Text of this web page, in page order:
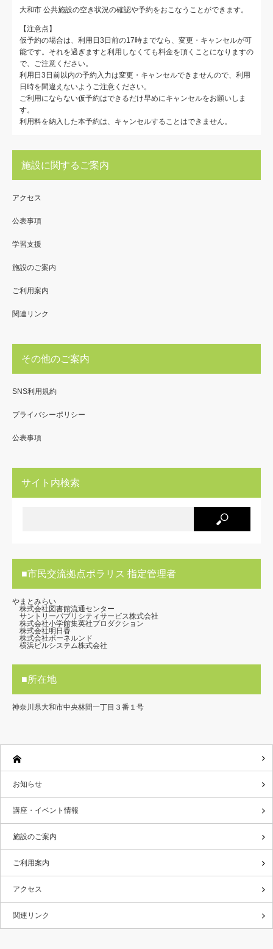
大和市 公共施設の空き状況の確認や予約をおこなうことができます。
【注意点】
仮予約の場合は、利用日3日前の17時までなら、変更・キャンセルが可
能です。それを過ぎますと利用しなくても料金を頂くことになりますの
で、ご注意ください。
利用日3日前以内の予約入力は変更・キャンセルできませんので、利用
日時を間違えないようご注意ください。
ご利用にならない仮予約はできるだけ早めにキャンセルをお願いしま
す。
利用料を納入した本予約は、キャンセルすることはできません。
施設に関するご案内
アクセス
公表事項
学習支援
施設のご案内
ご利用案内
関連リンク
その他のご案内
SNS利用規約
プライバシーポリシー
公表事項
サイト内検索
■市民交流拠点ポラリス 指定管理者
やまとみらい
株式会社図書館流通センター
サントリーパブリシティサービス株式会社
株式会社小学館集英社プロダクション
株式会社明日香
株式会社ボーネルンド
横浜ビルシステム株式会社
■所在地
神奈川県大和市中央林間一丁目３番１号
お知らせ
講座・イベント情報
施設のご案内
ご利用案内
アクセス
関連リンク